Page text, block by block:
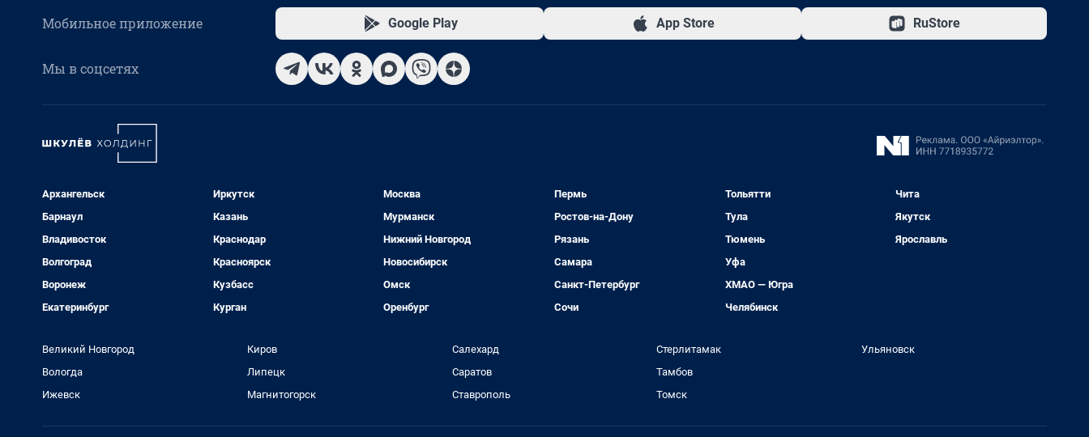
Мобильное приложение Google Play App Store RuStore
Мы в соцсетях
Архангельск
Барнаул
Владивосток
Волгоград
Воронеж
Екатеринбург
Иркутск
Казань
Краснодар
Красноярск
Кузбасс
Курган
Москва
Мурманск
Нижний Новгород
Новосибирск
Омск
Оренбург
Пермь
Ростов-на-Дону
Рязань
Самара
Санкт-Петербург
Сочи
Тольятти
Тула
Тюмень
Уфа
ХМАО — Югра
Челябинск
Чита
Якутск
Ярославль
Великий Новгород
Вологда
Ижевск
Киров
Липецк
Магнитогорск
Салехард
Саратов
Ставрополь
Стерлитамак
Тамбов
Томск
Ульяновск